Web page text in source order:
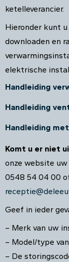
ketelleverancier.
Hieronder kunt
downloaden en
elektrische
Handleiding
Handleiding
Handleiding
Komt u er niet
onze website uw
0548 54 04 00
Geef in ieder
– Merk van uw
– Model/type
– De